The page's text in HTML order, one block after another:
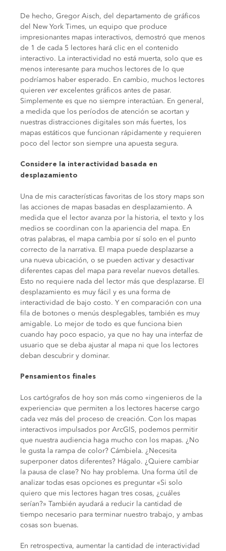
De hecho, Gregor Aisch, del departamento de gráficos
del New York Times, un equipo que produce
impresionantes mapas interactivos, demostró que menos
de 1 de cada 5 lectores hará clic en el contenido
interactivo. La interactividad no está muerta, solo que es
menos interesante para muchos lectores de lo que
podríamos haber esperado. En cambio, muchos lectores
quieren ver excelentes gráficos antes de pasar.
Simplemente es que no siempre interactúan. En general,
a medida que los períodos de atención se acortan y
nuestras distracciones digitales son más fuertes, los
mapas estáticos que funcionan rápidamente y requieren
poco del lector son siempre una apuesta segura.
Considere la interactividad basada en
desplazamiento
Una de mis características favoritas de los story maps son
las acciones de mapas basadas en desplazamiento. A
medida que el lector avanza por la historia, el texto y los
medios se coordinan con la apariencia del mapa. En
otras palabras, el mapa cambia por sí solo en el punto
correcto de la narrativa. El mapa puede desplazarse a
una nueva ubicación, o se pueden activar y desactivar
diferentes capas del mapa para revelar nuevos detalles.
Esto no requiere nada del lector más que desplazarse. El
desplazamiento es muy fácil y es una forma de
interactividad de bajo costo. Y en comparación con una
fila de botones o menús desplegables, también es muy
amigable. Lo mejor de todo es que funciona bien
cuando hay poco espacio, ya que no hay una interfaz de
usuario que se deba ajustar al mapa ni que los lectores
deban descubrir y dominar.
Pensamientos finales
Los cartógrafos de hoy son más como «ingenieros de la
experiencia» que permiten a los lectores hacerse cargo
cada vez más del proceso de creación. Con los mapas
interactivos impulsados ​​por ArcGIS, podemos permitir
que nuestra audiencia haga mucho con los mapas. ¿No
le gusta la rampa de color? Cámbiela. ¿Necesita
superponer datos diferentes? Hágalo. ¿Quiere cambiar
la pausa de clase? No hay problema. Una forma útil de
analizar todas esas opciones es preguntar «Si solo
quiero que mis lectores hagan tres cosas, ¿cuáles
serían?» También ayudará a reducir la cantidad de
tiempo necesario para terminar nuestro trabajo, y ambas
cosas son buenas.
En retrospectiva, aumentar la cantidad de interactividad